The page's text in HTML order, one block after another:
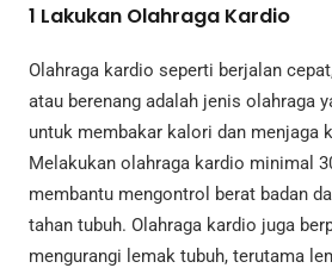
1 Lakukan Olahraga Kardio
Olahraga kardio seperti berjalan
atau berenang adalah jenis olahraga
untuk membakar kalori dan menjaga
Melakukan olahraga kardio minimal
membantu mengontrol berat badan
tahan tubuh. Olahraga kardio juga
mengurangi lemak tubuh, terutama